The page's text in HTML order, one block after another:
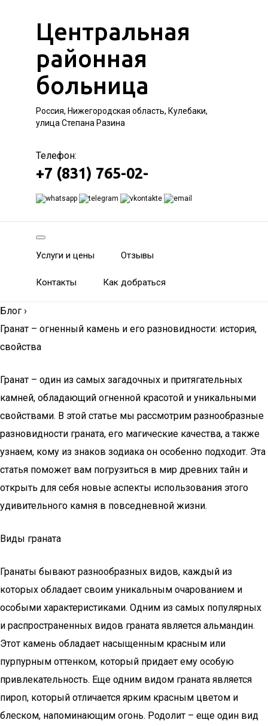
Центральная
районная
больница
Россия, Нижегородская область, Кулебаки,
улица Степана Разина
Телефон:
+7 (831) 765-02-
Услуги и цены Отзывы
Контакты Как добраться
Блог ›
Гранат – огненный камень и его разновидности: история,
свойства
Гранат – один из самых загадочных и притягательных
камней, обладающий огненной красотой и уникальными
свойствами. В этой статье мы рассмотрим разнообразные
разновидности граната, его магические качества, а также
узнаем, кому из знаков зодиака он особенно подходит. Эта
статья поможет вам погрузиться в мир древних тайн и
открыть для себя новые аспекты использования этого
удивительного камня в повседневной жизни.
Виды граната
Гранаты бывают разнообразных видов, каждый из
которых обладает своим уникальным очарованием и
особыми характеристиками. Одним из самых популярных
и распространенных видов граната является альмандин.
Этот камень обладает насыщенным красным или
пурпурным оттенком, который придает ему особую
привлекательность. Еще одним видом граната является
пироп, который отличается ярким красным цветом и
блеском, напоминающим огонь. Родолит – еще один вид